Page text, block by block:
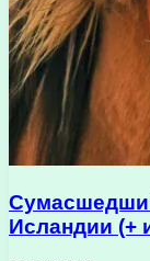
Исландии (+